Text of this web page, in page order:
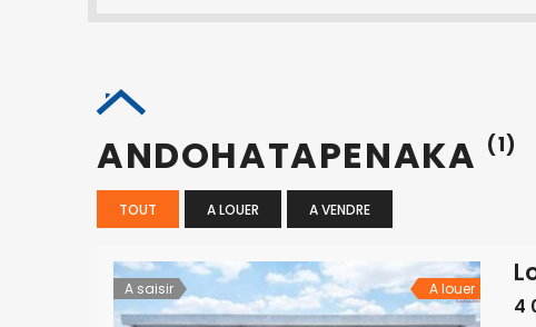
ANDOHATAPENAKA (1)
TOUT A LOUER A VENDRE
A saisir A louer
4